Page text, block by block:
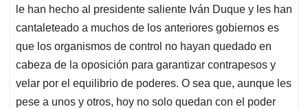
le han hecho al presidente saliente Iván Duque y les han
cantaleteado a muchos de los anteriores gobiernos es
que los organismos de control no hayan quedado en
cabeza de la oposición para garantizar contrapesos y
velar por el equilibrio de poderes. O sea que, aunque les
pese a unos y otros, hoy no solo quedan con el poder